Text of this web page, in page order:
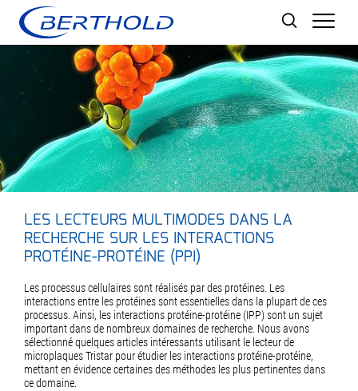
LES LECTEURS MULTIMODES DANS LA
RECHERCHE SUR LES INTERACTIONS
PROTÉINE-PROTÉINE (PPI)
Les processus cellulaires sont réalisés par des protéines. Les
interactions entre les protéines sont essentielles dans la plupart de ces
processus. Ainsi, les interactions protéine-protéine (IPP) sont un sujet
important dans de nombreux domaines de recherche. Nous avons
sélectionné quelques articles intéressants utilisant le lecteur de
microplaques Tristar pour étudier les interactions protéine-protéine,
mettant en évidence certaines des méthodes les plus pertinentes dans
ce domaine.